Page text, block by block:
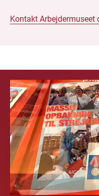
Kontakt Arbejdermuseet